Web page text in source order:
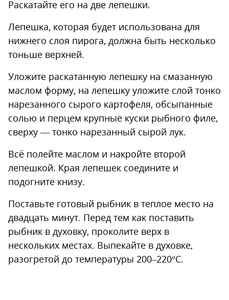
Раскатайте его на две лепешки.
Лепешка, которая будет использована для
нижнего слоя пирога, должна быть несколько
тоньше верхней.
Уложите раскатанную лепешку на смазанную
маслом форму, на лепешку уложите слой тонко
нарезанного сырого картофеля, обсыпанные
солью и перцем крупные куски рыбного филе,
сверху — тонко нарезанный сырой лук.
Всё полейте маслом и накройте второй
лепешкой. Края лепешек соедините и
подогните книзу.
Поставьте готовый рыбник в теплое место на
двадцать минут. Перед тем как поставить
рыбник в духовку, проколите верх в
нескольких местах. Выпекайте в духовке,
разогретой до температуры 200–220°С.